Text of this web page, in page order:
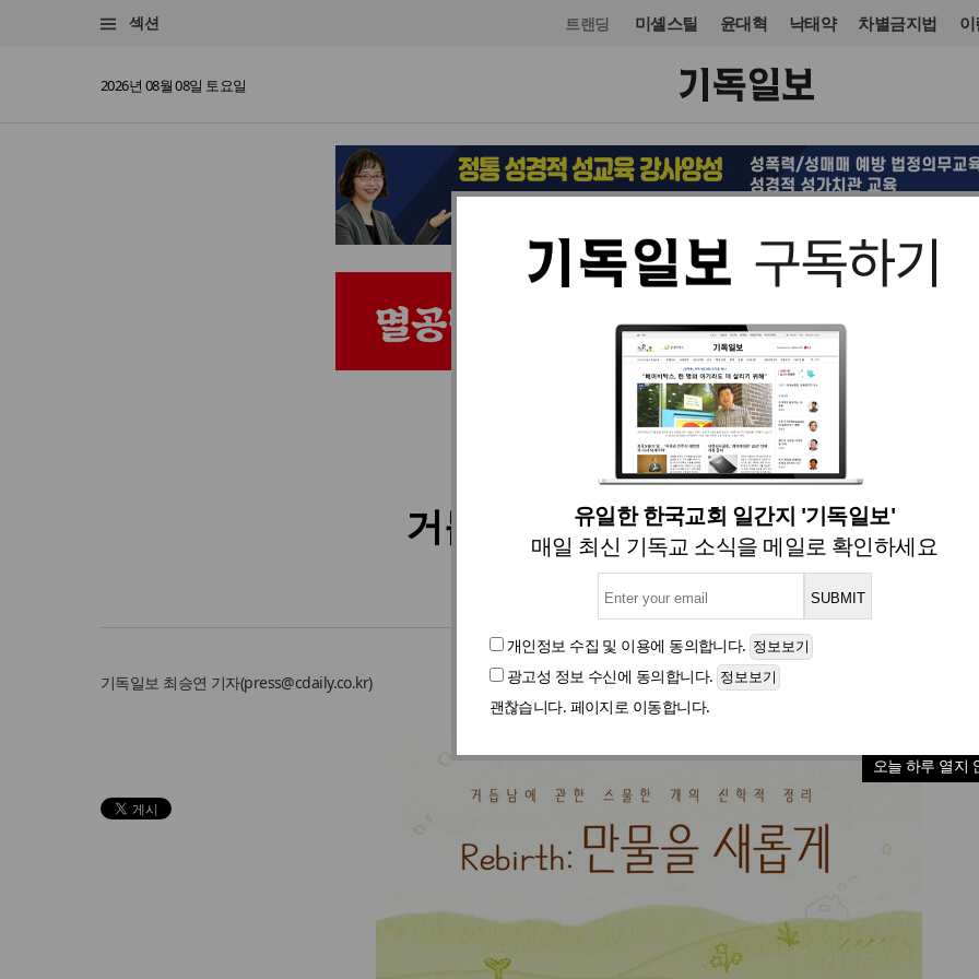
섹션 트랜딩 미셸스틸 윤대혁 낙태약 차별금지법
2026년 08월 08일 토요일
유일한 한국교회 일간지 '기독일보'
매일 최신 기독교 소식을 메일로 확인하세요
개인정보 수집 및 이용에 동의합니다.
광고성 정보 수신에 동의합니다.
괜찮습니다. 페이지로 이동합니다.
오늘 하루 열지
문화 도서 입력 2025. 04. 21 15:39
거듭남에 관한 스물 한 개의 신학
[신간] Rebirth: 만물을 새롭게
기독일보 최승연 기자(press@cdaily.co.kr)